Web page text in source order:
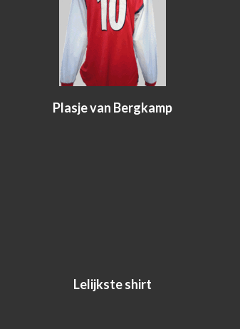
Plasje van Bergkamp
Lelijkste shirt